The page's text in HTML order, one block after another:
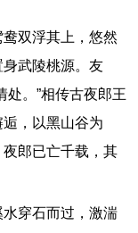
双浮其上，悠然
武陵桃源。友
处。”相传古夜郎王
，以黑山谷为
郎已亡千载，其
穿石而过，激湍